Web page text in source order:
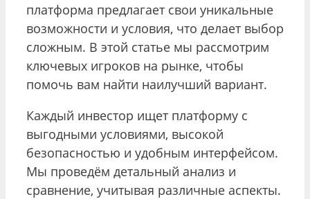
платформа предлагает свои уникальные
возможности и условия, что делает выбор
сложным. В этой статье мы рассмотрим
ключевых игроков на рынке, чтобы
помочь вам найти наилучший вариант.
Каждый инвестор ищет платформу с
выгодными условиями, высокой
безопасностью и удобным интерфейсом.
Мы проведём детальный анализ и
сравнение, учитывая различные аспекты.